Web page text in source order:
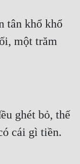
tân khổ khổ
một trăm
ghét bỏ, thế
cái gì tiền.